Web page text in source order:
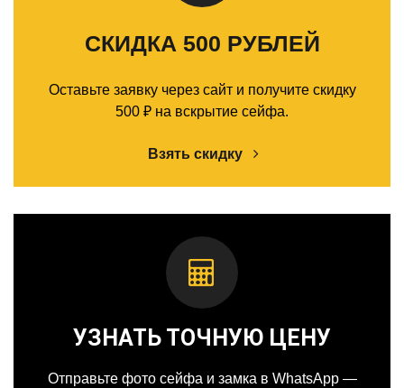
СКИДКА 500 РУБЛЕЙ
Оставьте заявку через сайт и получите скидку
500 ₽ на вскрытие сейфа.
Взять скидку
УЗНАТЬ ТОЧНУЮ ЦЕНУ
Отправьте фото сейфа и замка в WhatsApp —